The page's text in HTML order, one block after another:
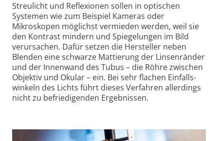
Streulicht und Reflexionen sollen in optischen
Systemen wie zum Beispiel Kameras oder
Mikroskopen möglichst vermieden werden, weil sie
den Kontrast mindern und Spiegelungen im Bild
verursachen. Dafür setzen die Hersteller neben
Blenden eine schwarze Mattierung der Linsen­ränder
und der Innenwand des Tubus – die Röhre zwischen
Objektiv und Okular – ein. Bei sehr flachen Einfalls­
winkeln des Lichts führt dieses Verfahren allerdings
nicht zu befriedigenden Ergebnissen.